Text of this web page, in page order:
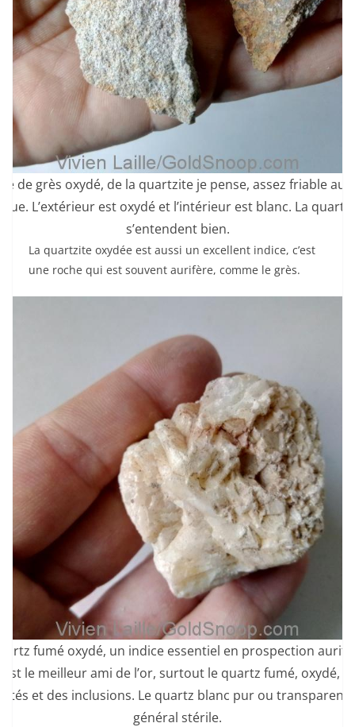
de grès oxydé, de la quartzite je pense, assez friable au
L’extérieur est oxydé et l’intérieur est blanc. La
s’entendent bien.
La quartzite oxydée est aussi un excellent indice, c’est
une roche qui est souvent aurifère, comme le grès.
fumé oxydé, un indice essentiel en prospection
le meilleur ami de l’or, surtout le quartz fumé, oxydé,
et des inclusions. Le quartz blanc pur ou transparent
général stérile.